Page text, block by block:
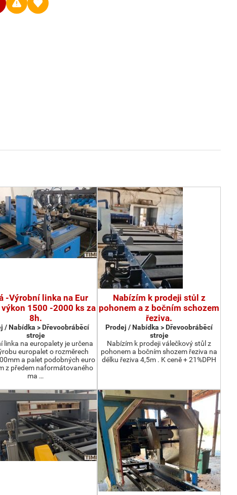
-Výrobní linka na Eur
1500 -2000 ks za
8h.
/ Nabídka > Dřevoobráběcí
stroje
linka na europalety je určena
europalet o rozměrech
a palet podobných euro
z předem naformátovaného
ma …
Nabízím k prodeji stůl z
pohonem a z bočním schozem
řeziva.
Prodej / Nabídka > Dřevoobráběcí
stroje
Nabízím k prodeji válečkový stůl z
pohonem a bočním shozem řeziva na
délku řeziva 4,5m . K ceně + 21%DPH